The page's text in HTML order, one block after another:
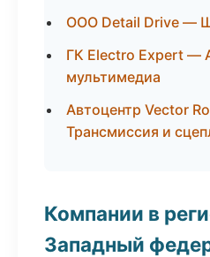
ООО Detail Drive —
ГК Electro Expert —
мультимедиа
Автоцентр Vector
Трансмиссия и
Компании в
Западный